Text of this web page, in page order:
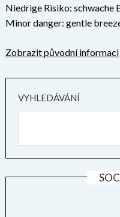
Niedrige Risiko: schwache
Minor danger: gentle
Zobrazit původní informaci
VYHLEDÁVÁNÍ